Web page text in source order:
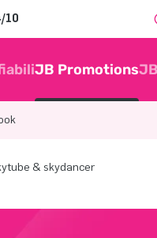
10
JB Promotions
& skydancer